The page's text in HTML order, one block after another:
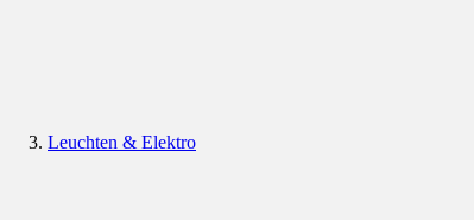
Leuchten & Elektro